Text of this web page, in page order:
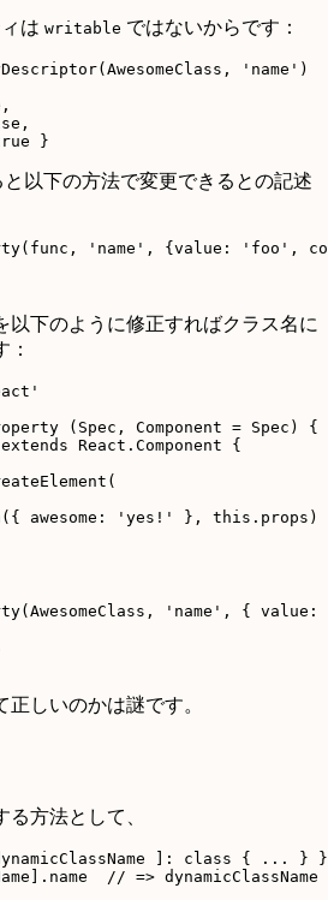
は writable ではないからです：
'name')
と以下の方法で変更できるとの記述
'name', {value: 'foo',
以下のように修正すればクラス名に
(Spec, Component = Spec) {
React.Component {
awesome: 'yes!' }, this.props)
'name', {
しいのかは謎です。
方法として、
]: class { ... } }